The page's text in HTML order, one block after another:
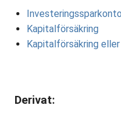
Kapitalförsäkring
Kapitalförsäkring eller
Derivat: